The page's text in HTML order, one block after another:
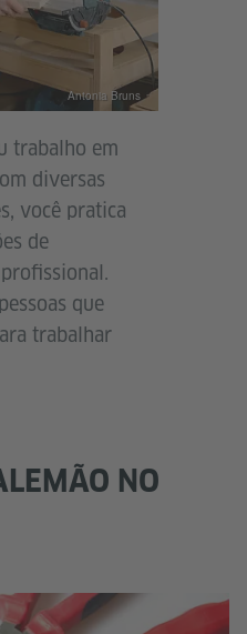
Antonia Bruns
trabalho em
diversas
você pratica
de
que
trabalhar
NO